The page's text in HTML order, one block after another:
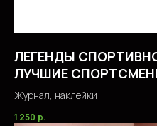
ЛЕГЕНДЫ
ЛУЧШИЕ
Журнал, наклейки
1 250 р.